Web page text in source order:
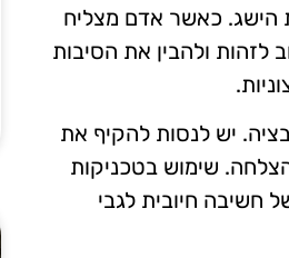
הישג. כאשר אדם מצליח
לזהות ולהבין את הסיבות
יש לנסות להקיף את
שימוש בטכניקות
חשיבה חיובית לגבי